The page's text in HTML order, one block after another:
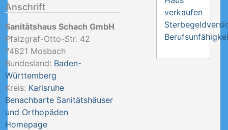
Anschrift
Sanitätshaus Schach GmbH
Pfalzgraf-Otto-Str. 42
74821 Mosbach
Bundesland: Baden-
Württemberg
Kreis: Karlsruhe
Benachbarte Sanitätshäuser
und Orthopäden
Homepage
verkaufen